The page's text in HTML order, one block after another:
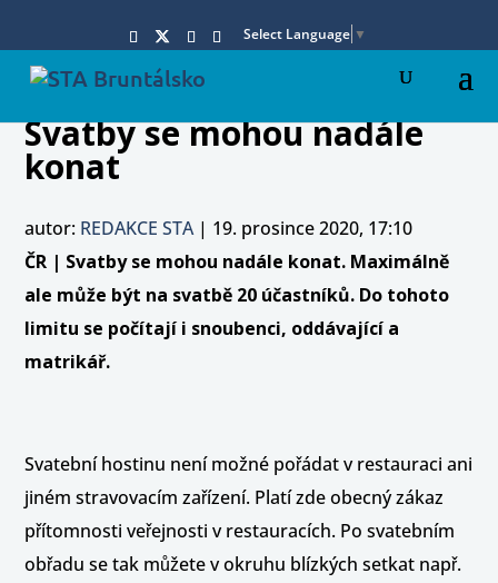
Select Language ▼
Svatby se mohou nadále
konat
autor: REDAKCE STA| 19. prosince 2020, 17:10
ČR | Svatby se mohou nadále konat. Maximálně
ale může být na svatbě 20 účastníků. Do tohoto
limitu se počítají i snoubenci, oddávající a
matrikář.
Svatební hostinu není možné pořádat v restauraci ani
jiném stravovacím zařízení. Platí zde obecný zákaz
přítomnosti veřejnosti v restauracích. Po svatebním
obřadu se tak můžete v okruhu blízkých setkat např.